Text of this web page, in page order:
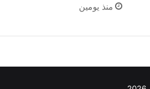
منذ يومين